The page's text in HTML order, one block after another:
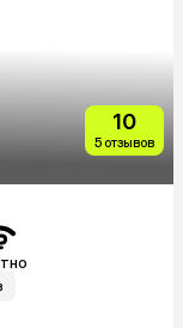
10
5 отзывов